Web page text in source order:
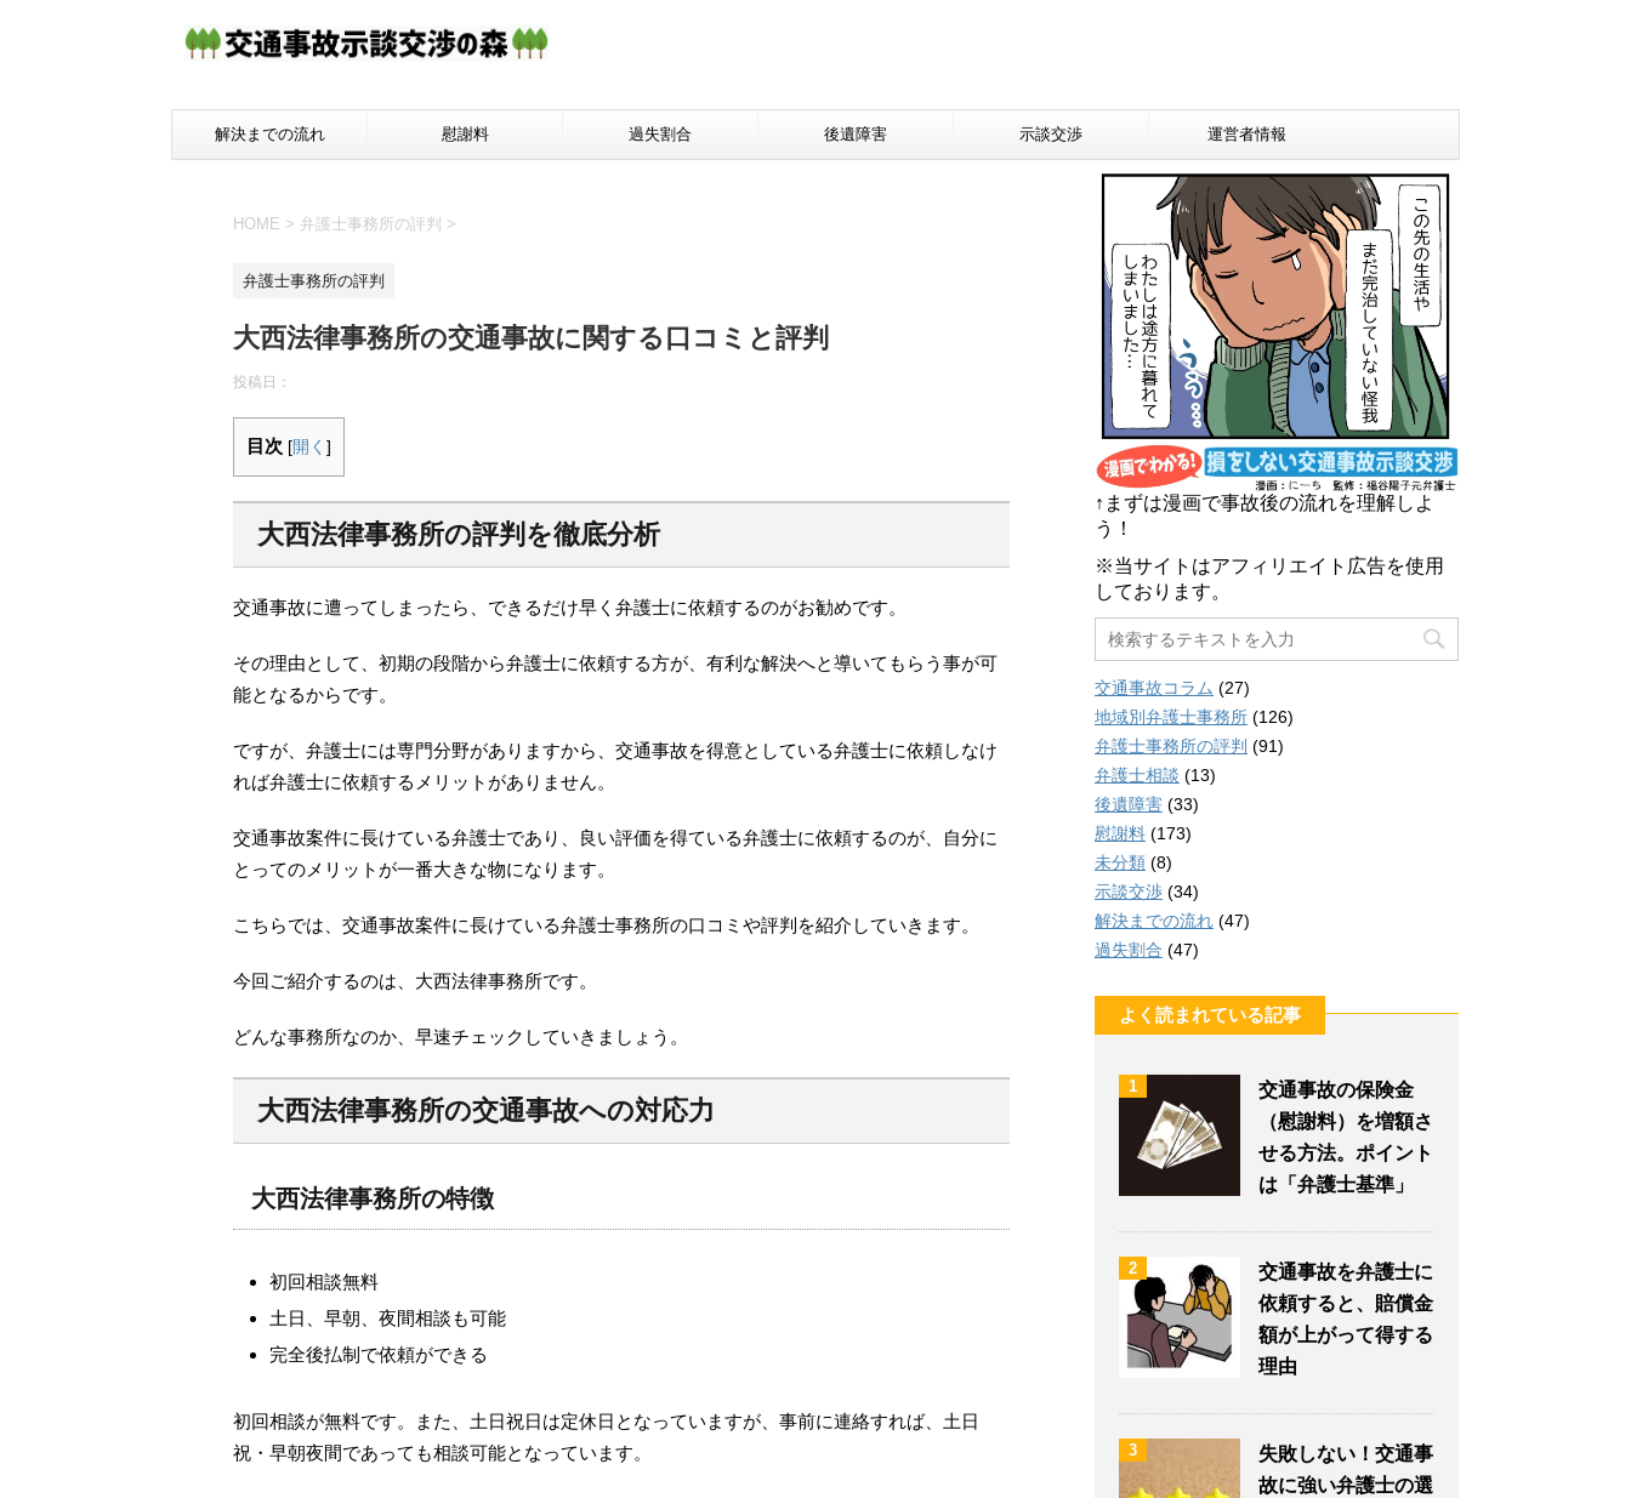
解決までの流れ 慰謝料 過失割合 後遺障害 示談交渉 運営者情報
HOME > 弁護士事務所の評判 >
弁護士事務所の評判
大西法律事務所の交通事故に関する口コミと評判
投稿日：
目次 [開く ]
大西法律事務所の評判を徹底分析
交通事故に遭ってしまったら、できるだけ早く弁護士に依頼するのがお勧めです。
その理由として、初期の段階から弁護士に依頼する方が、有利な解決へと導いてもらう事が可
能となるからです。
ですが、弁護士には専門分野がありますから、交通事故を得意としている弁護士に依頼しなけ
れば弁護士に依頼するメリットがありません。
交通事故案件に長けている弁護士であり、良い評価を得ている弁護士に依頼するのが、自分に
とってのメリットが一番大きな物になります。
こちらでは、交通事故案件に長けている弁護士事務所の口コミや評判を紹介していきます。
今回ご紹介するのは、大西法律事務所です。
どんな事務所なのか、早速チェックしていきましょう。
大西法律事務所の交通事故への対応力
大西法律事務所の特徴
初回相談無料
土日、早朝、夜間相談も可能
完全後払制で依頼ができる
初回相談が無料です。また、土日祝日は定休日となっていますが、事前に連絡すれば、土日
祝・早朝夜間であっても相談可能となっています。
↑まずは漫画で事故後の流れを理解しよ
う！
※当サイトはアフィリエイト広告を使用
しております。
交通事故コラム (27)
地域別弁護士事務所 (126)
弁護士事務所の評判 (91)
弁護士相談 (13)
後遺障害 (33)
慰謝料 (173)
未分類 (8)
示談交渉 (34)
解決までの流れ (47)
過失割合 (47)
よく読まれている記事
1
交通事故の保険金
（慰謝料）を増額さ
せる方法。ポイント
は「弁護士基準」
2
交通事故を弁護士に
依頼すると、賠償金
額が上がって得する
理由
3
失敗しない！交通事
故に強い弁護士の選